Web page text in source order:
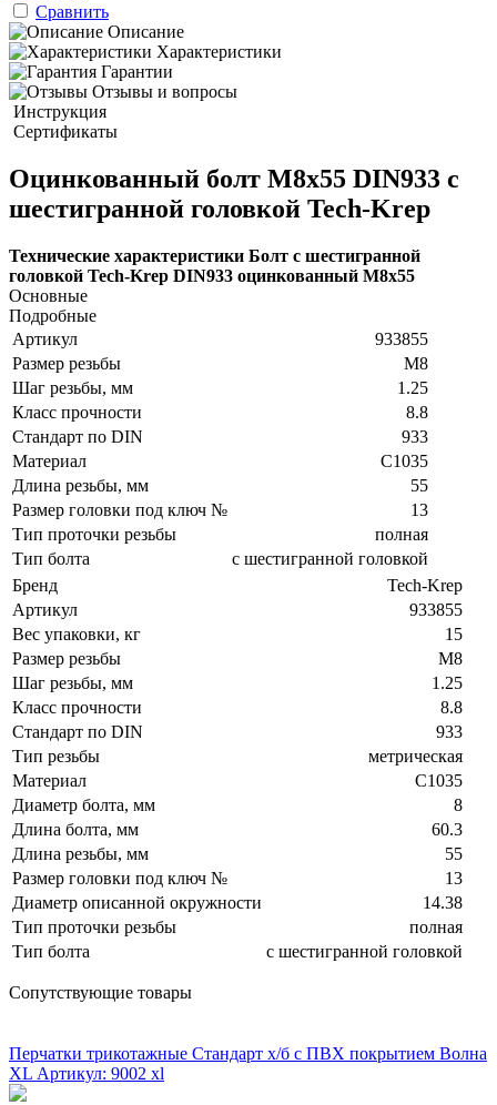
Сравнить
Описание
Характеристики
Гарантии
Отзывы и вопросы
Инструкция
Сертификаты
Оцинкованный болт М8х55 DIN933 с
шестигранной головкой Tech-Krep
Технические характеристики Болт с шестигранной
головкой Tech-Krep DIN933 оцинкованный М8х55
Основные
Подробные
Артикул
933855
Размер резьбы
М8
Шаг резьбы, мм
1.25
Класс прочности
8.8
Стандарт по DIN
933
Материал
C1035
Длина резьбы, мм
55
Размер головки под ключ №
13
Тип проточки резьбы
полная
Тип болта
с шестигранной головкой
Бренд
Tech-Krep
Артикул
933855
Вес упаковки, кг
15
Размер резьбы
М8
Шаг резьбы, мм
1.25
Класс прочности
8.8
Стандарт по DIN
933
Тип резьбы
метрическая
Материал
C1035
Диаметр болта, мм
8
Длина болта, мм
60.3
Длина резьбы, мм
55
Размер головки под ключ №
13
Диаметр описанной окружности
14.38
Тип проточки резьбы
полная
Тип болта
с шестигранной головкой
Сопутствующие товары
Перчатки трикотажные Стандарт х/б с ПВХ покрытием Волна
XL Артикул: 9002 xl